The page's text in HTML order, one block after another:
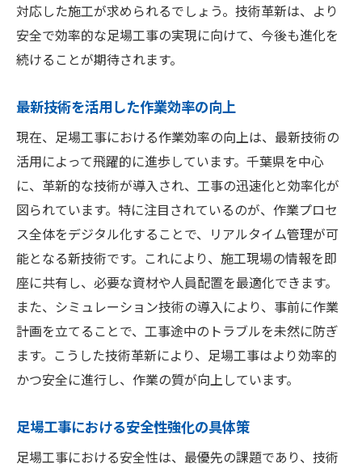
足場工事が地域社会に与える安全への影響
最新技術で変わる千葉県の足場工事安全対策の
具体例紹介
千葉県での足場工事における革新的な安全
事例
最新技術を用いた安全対策の実施例
足場工事の安全性を高めるテクノロジー
千葉県の現場で採用される安全革新事例
作業効率と安全を両立する最新技術
足場工事の現場で起きる安全革命
地域に根差す足場工事千葉県における安全性の
向上と事例
千葉県での足場工事の安全性向上の背景
地域に根ざした足場工事の成功事例
安全性向上に貢献する地域の足場工事企業
千葉県の足場工事における安全施策の進化
足場工事が地域に与える安全と安心の提供
対応した施工が求められるでしょう。技術革新は、より
安全で効率的な足場工事の実現に向けて、今後も進化を
続けることが期待されます。
最新技術を活用した作業効率の向上
現在、足場工事における作業効率の向上は、最新技術の
活用によって飛躍的に進歩しています。千葉県を中心
に、革新的な技術が導入され、工事の迅速化と効率化が
図られています。特に注目されているのが、作業プロセ
ス全体をデジタル化することで、リアルタイム管理が可
能となる新技術です。これにより、施工現場の情報を即
座に共有し、必要な資材や人員配置を最適化できます。
また、シミュレーション技術の導入により、事前に作業
計画を立てることで、工事途中のトラブルを未然に防ぎ
ます。こうした技術革新により、足場工事はより効率的
かつ安全に進行し、作業の質が向上しています。
足場工事における安全性強化の具体策
足場工事における安全性は、最優先の課題であり、技術